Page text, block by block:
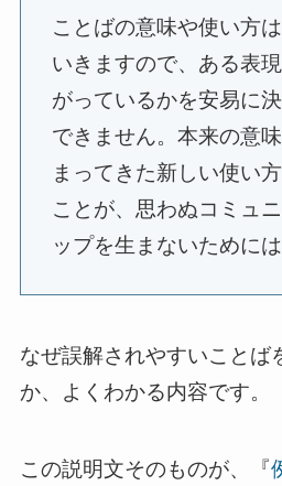
ことばの意味や使い方
いきますので、ある表
がっているかを安易に
できません。本来の意
まってきた新しい使い
ことが、思わぬコミュ
ップを生まないためには
なぜ誤解されやすいことば
か、よくわかる内容です。
この説明文そのものが、『